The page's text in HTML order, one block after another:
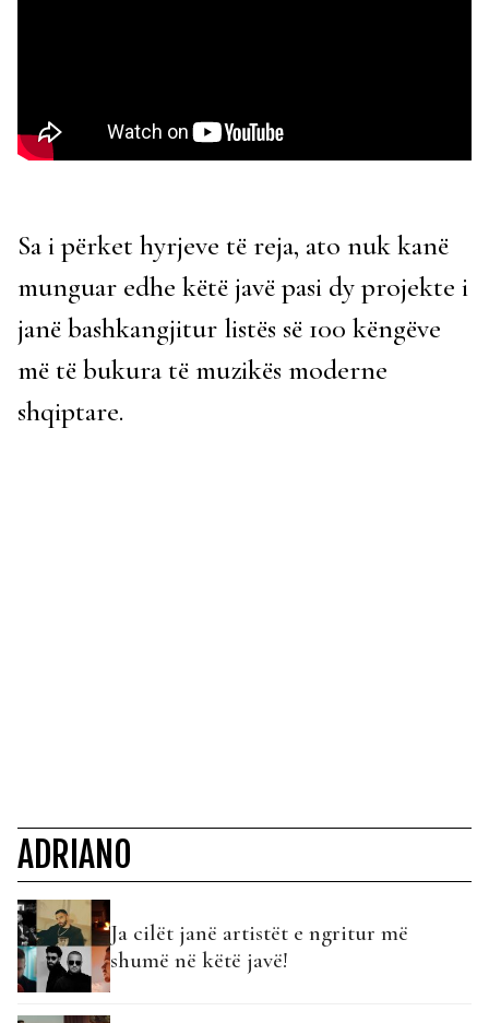
Sa i përket hyrjeve të reja, ato nuk kanë
munguar edhe këtë javë pasi dy projekte i
janë bashkangjitur listës së 100 këngëve
më të bukura të muzikës moderne
shqiptare.
ADRIANO
Ja cilët janë artistët e ngritur më
shumë në këtë javë!